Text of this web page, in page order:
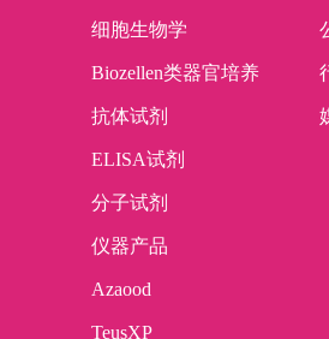
细胞生物学
Biozellen类器官培养
抗体试剂
ELISA试剂
分子试剂
仪器产品
Azaood
TeusXP